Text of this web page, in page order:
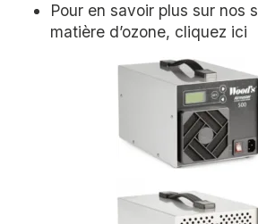
Pour en savoir plus sur nos
matière d’ozone, cliquez ici